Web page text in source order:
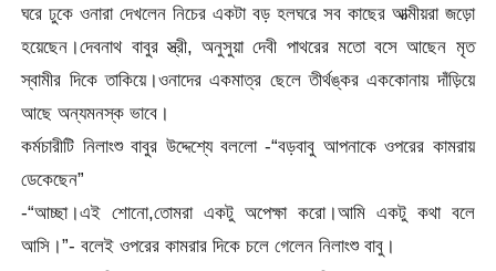
ঘরে ঢুকে ওনারা দেখলেন নিচের একটা বড় হলঘরে সব কাছের আত্মীয়রা জড়ো
হয়েছেন।দেবনাথ বাবুর স্ত্রী, অনুসুয়া দেবী পাথরের মতো বসে আছেন মৃত
স্বামীর দিকে তাকিয়ে।ওনাদের একমাত্র ছেলে তীর্থঙ্কর এককোনায় দাঁড়িয়ে
আছে অন্যমনস্ক ভাবে।
কর্মচারীটি নিলাংশু বাবুর উদ্দেশ্যে বললো -“বড়বাবু আপনাকে ওপরের কামরায়
ডেকেছেন”
-“আচ্ছা।এই শোনো,তোমরা একটু অপেক্ষা করো।আমি একটু কথা বলে
আসি।”- বলেই ওপরের কামরার দিকে চলে গেলেন নিলাংশু বাবু।